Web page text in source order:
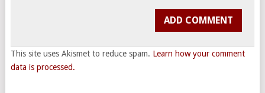
This site uses Akismet to reduce spam. Learn how your comment
data is processed.